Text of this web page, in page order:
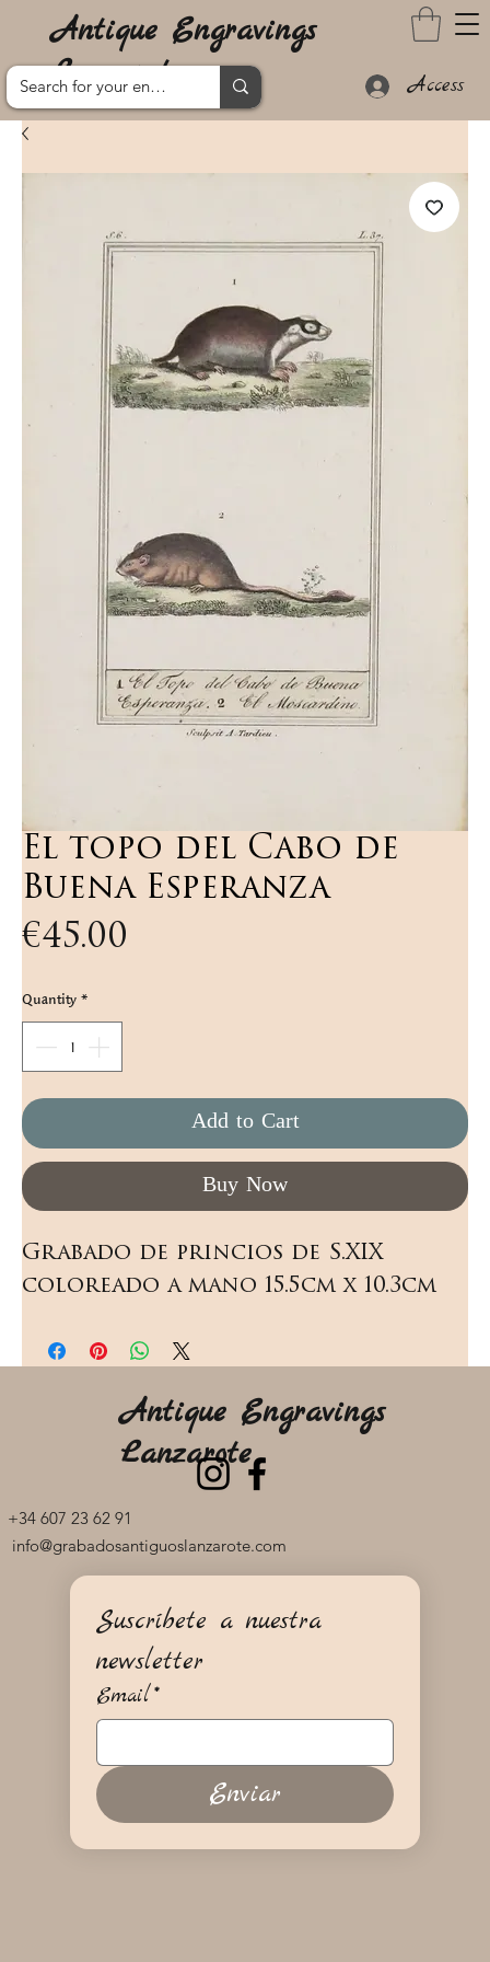
Antique Engravings
Lanzarote
Access
El topo del Cabo de
Buena Esperanza
€45.00
Quantity*
Add to Cart
Buy Now
Grabado de princios de S.XIX
coloreado a mano 15.5cm x 10.3cm
+34 607 23 62 91
info@grabadosantiguoslanzarote.com
Antique Engravings
Lanzarote
Suscríbete a nuestra
newsletter
Email*
Enviar